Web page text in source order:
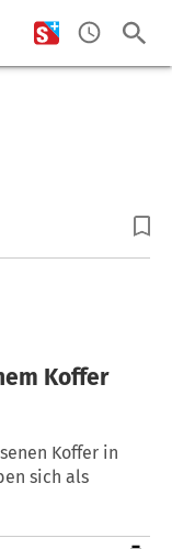
Koffer
Koffer in
sich als